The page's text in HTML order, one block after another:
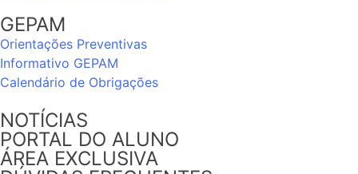
GEPAM
Orientações Preventivas
Informativo GEPAM
Calendário de Obrigações
NOTÍCIAS
PORTAL DO ALUNO
ÁREA EXCLUSIVA